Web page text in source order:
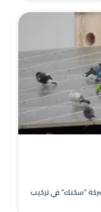
"سكنك" في تركيب